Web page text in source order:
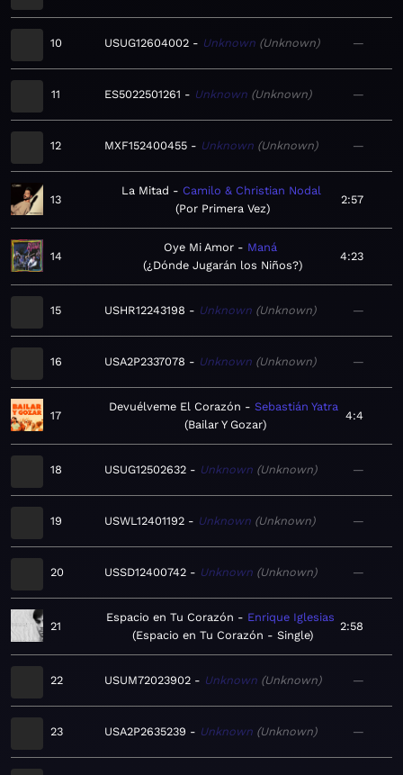
10 USUG12604002 Unknown Unknown —
11 ES5022501261 Unknown Unknown —
12 MXF152400455 Unknown Unknown —
13
La Mitad
Camilo & Christian Nodal
Por Primera Vez
2:57
14
Oye Mi Amor
Maná
¿Dónde Jugarán los Niños?
4:23
15 USHR12243198 Unknown Unknown —
16 USA2P2337078 Unknown Unknown —
17
Devuélveme El Corazón
Sebastián Yatra
Bailar Y Gozar
4:4
18 USUG12502632 Unknown Unknown —
19 USWL12401192 Unknown Unknown —
20 USSD12400742 Unknown Unknown —
21
Espacio en Tu Corazón
Enrique Iglesias
Espacio en Tu Corazón - Single
2:58
22 USUM72023902 Unknown Unknown —
23 USA2P2635239 Unknown Unknown —